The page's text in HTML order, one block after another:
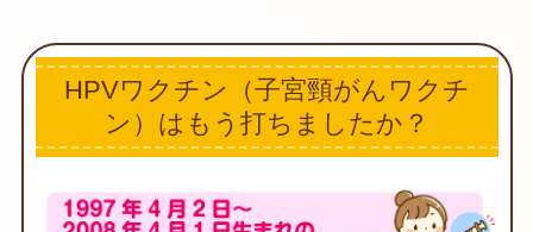
HPVワクチン（子宮頸がんワクチ
ン）はもう打ちましたか？